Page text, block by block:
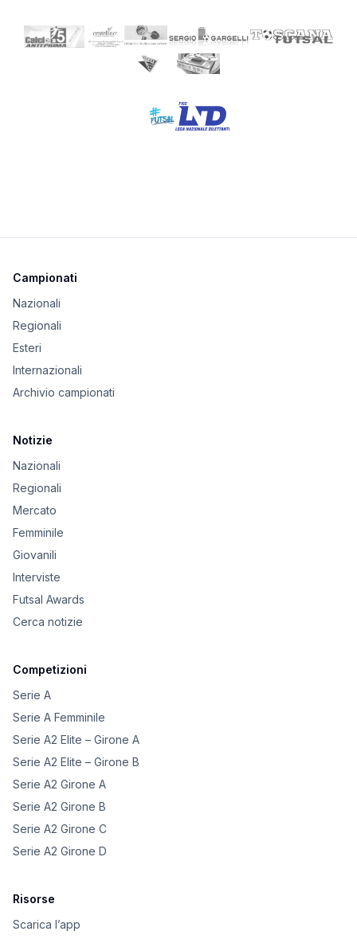
Campionati
Nazionali
Regionali
Esteri
Internazionali
Archivio campionati
Notizie
Nazionali
Regionali
Mercato
Femminile
Giovanili
Interviste
Futsal Awards
Cerca notizie
Competizioni
Serie A
Serie A Femminile
Serie A2 Elite – Girone A
Serie A2 Elite – Girone B
Serie A2 Girone A
Serie A2 Girone B
Serie A2 Girone C
Serie A2 Girone D
Risorse
Scarica l’app